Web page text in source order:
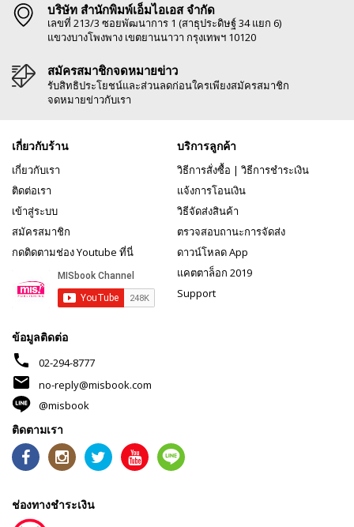
บริษัท สำนักพิมพ์เอ็มไอเอส จำกัด
เลขที่ 213/3 ซอยพัฒนาการ 1 (สาธุประดิษฐ์ 34 แยก 6)
แขวงบางโพงพาง เขตยานนาวา กรุงเทพฯ 10120
สมัครสมาชิกจดหมายข่าว
รับสิทธิประโยชน์และส่วนลดก่อนใครเพียงสมัครสมาชิก
จดหมายข่าวกับเรา
เกี่ยวกับร้าน
เกี่ยวกับเรา
ติดต่อเรา
เข้าสู่ระบบ
สมัครสมาชิก
กดติดตามช่อง Youtube ที่นี่
บริการลูกค้า
วิธีการสั่งซื้อ | วิธีการชำระเงิน
แจ้งการโอนเงิน
วิธีจัดส่งสินค้า
ตรวจสอบถานะการจัดส่ง
ดาวน์โหลด App
แคตตาล็อก 2019
Support
ข้อมูลติดต่อ
phone 02-294-8777
mail
no-reply@misbook.com
@misbook
ติดตามเรา
ช่องทางชำระเงิน